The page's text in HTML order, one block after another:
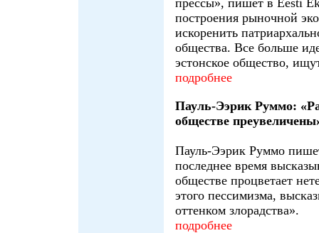
прессы», пишет в Eesti
построения рыночной
искоренить
общества. Все больше
эстонское общество,
подробнее
Пауль-Ээрик Руммо:
обществе
Пауль-Ээрик Руммо
последнее время
обществе процветает
этого пессимизма,
оттенком злорадства».
подробнее